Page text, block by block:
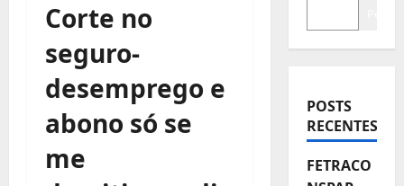
Corte no
seguro-
desemprego e
abono só se
me
POSTS
RECENTES
FETRACO